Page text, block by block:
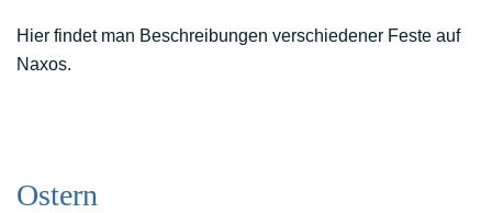
Hier findet man Beschreibungen verschiedener Feste auf
Naxos.
Ostern